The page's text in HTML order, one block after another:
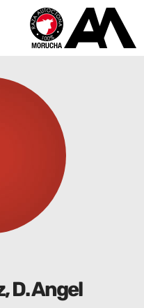
D. Angel